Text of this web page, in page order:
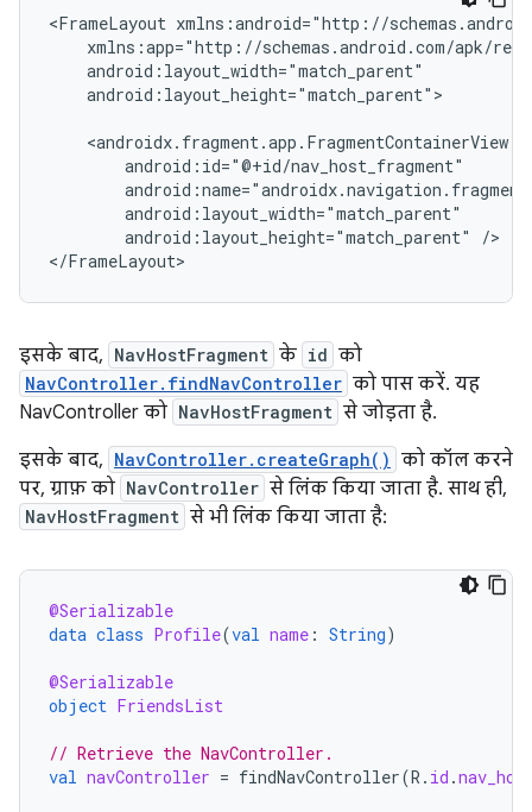
<FrameLayout
android:layout_height="match_parent">
android:layout_height="match_parent"
/>
इसके बाद, NavHostFragment के id को
NavController.findNavController को पास करें. यह
NavController को NavHostFragment से जोड़ता है.
इसके बाद, NavController.createGraph() को कॉल करने
पर, ग्राफ़ को NavController से लिंक किया जाता है. साथ ही,
NavHostFragment से भी लिंक किया जाता है:
@Serializable
data class Profile(val name : String)
@Serializable
object FriendsList
// Retrieve the NavController.
val navController = findNavController(R . id .